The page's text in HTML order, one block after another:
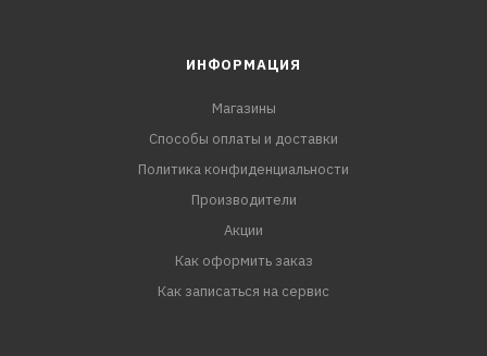
ИНФОРМАЦИЯ
Магазины
Способы оплаты и доставки
Политика конфиденциальности
Производители
Акции
Как оформить заказ
Как записаться на сервис